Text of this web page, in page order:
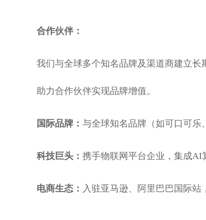
合作伙伴：
我们与全球多个知名品牌及渠道商建立长
助力合作伙伴实现品牌增值。
国际品牌： 与全球知名品牌（如可口可乐
科技巨头： 携手物联网平台企业，集成AI
电商生态： 入驻亚马逊、阿里巴巴国际站